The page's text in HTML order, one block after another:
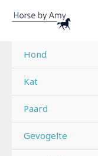
naar
inhoudHond
Kat
Paard
Gevogelte